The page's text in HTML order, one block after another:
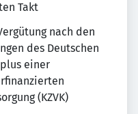
Takt
nach den
des Deutschen
einer
(KZVK)